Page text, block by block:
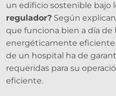
un edificio sostenible bajo
regulador? Según
que funciona bien a día de
energéticamente
de un hospital ha de
requeridas para su
eficiente.